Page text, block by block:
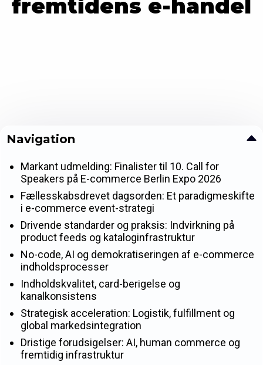
fremtidens e-handel
Navigation
Markant udmelding: Finalister til 10. Call for
Speakers på E-commerce Berlin Expo 2026
Fællesskabsdrevet dagsorden: Et paradigmeskifte
i e-commerce event-strategi
Drivende standarder og praksis: Indvirkning på
product feeds og kataloginfrastruktur
No-code, AI og demokratiseringen af e-commerce
indholdsprocesser
Indholdskvalitet, card-berigelse og
kanalkonsistens
Strategisk acceleration: Logistik, fulfillment og
global markedsintegration
Dristige forudsigelser: AI, human commerce og
fremtidig infrastruktur